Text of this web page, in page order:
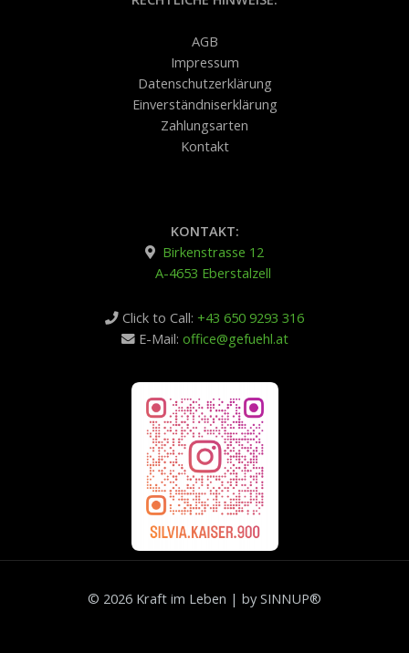
AGB
Impressum
Datenschutzerklärung
Einverständniserklärung
Zahlungsarten
Kontakt
KONTAKT:
Birkenstrasse 12
A-4653 Eberstalzell
Click to Call: +43 650 9293 316
E-Mail: office@gefuehl.at
© 2026 Kraft im Leben | bySINNUP®